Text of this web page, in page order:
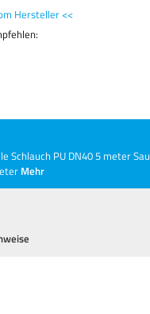
Hersteller <<
Schlauch PU DN40 5 meter
Mehr